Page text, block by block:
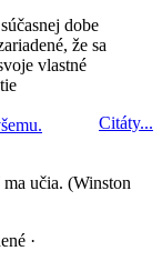
dobe
že sa
vlastné
Citáty...
učia. (Winston
·